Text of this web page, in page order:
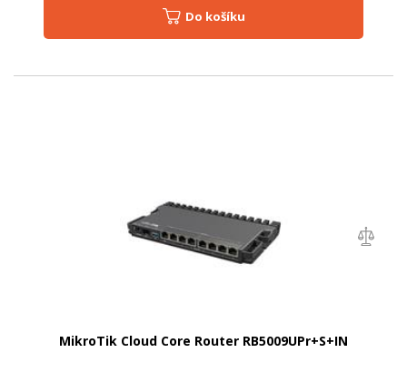
Do košíku
MikroTik Cloud Core Router RB5009UPr+S+IN